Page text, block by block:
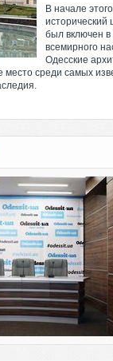
В начале
исторический
был включен в
всемирного
Одесские
среди самых